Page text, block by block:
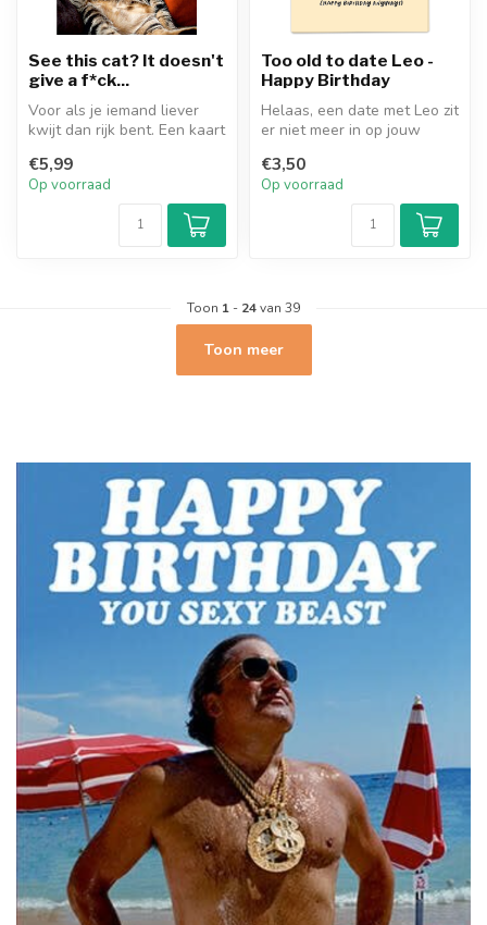
See this cat? It doesn't
give a f*ck...
Voor als je iemand liever
kwijt dan rijk bent. Een kaart
€5,99
Op voorraad
Too old to date Leo -
Happy Birthday
Helaas, een date met Leo zit
er niet meer in op jouw
€3,50
Op voorraad
Toon 1 - 24van 39
Toon meer